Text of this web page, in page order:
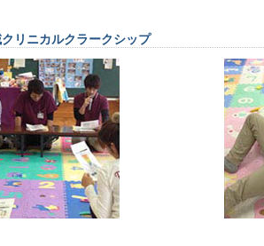
リニカルクラークシップ